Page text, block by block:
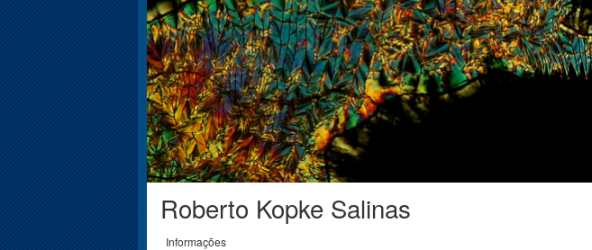
Você está aqui
Roberto Kopke Salinas
Informações